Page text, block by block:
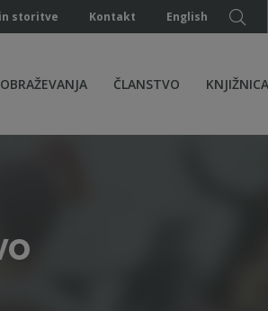
storitve Kontakt English
ČLANSTVO KNJIŽNICA